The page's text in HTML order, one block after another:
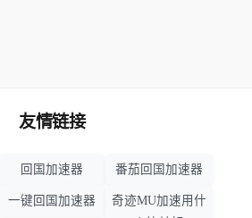
友情链接
回国加速器 番茄回国加速器
一键回国加速器
奇迹MU加速用什